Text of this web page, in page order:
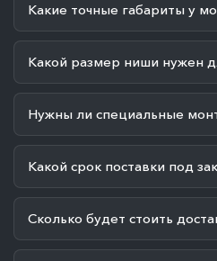
Какие точные габариты у
Какой размер ниши нужен
Нужны ли специальные
Какой срок поставки под
Сколько будет стоить